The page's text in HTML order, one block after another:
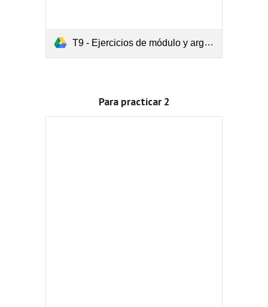
T9 - Ejercicios de módulo y argumento.pdf
Para practicar 2